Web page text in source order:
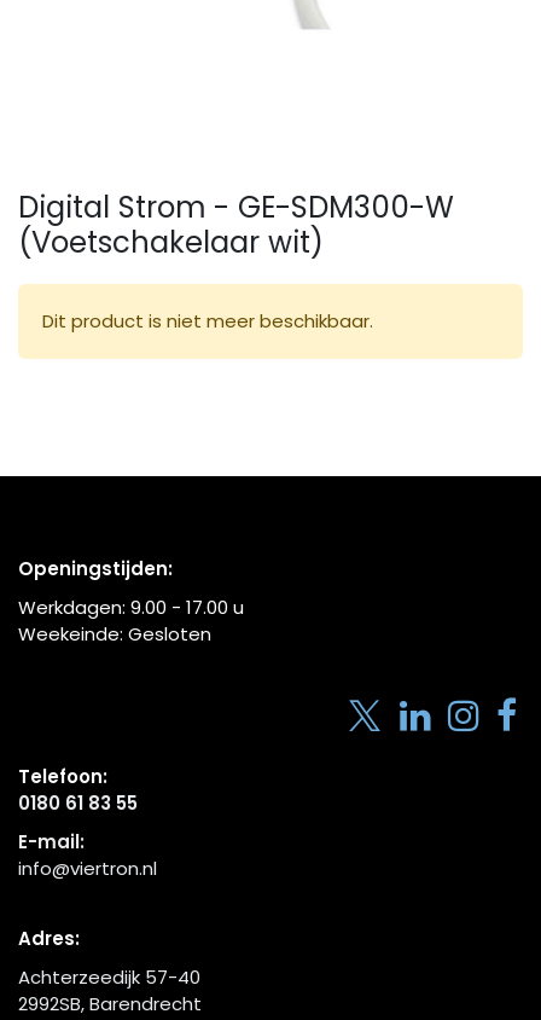
Digital Strom - GE-SDM300-W
(Voetschakelaar wit)
Dit product is niet meer beschikbaar.
Openingstijden:
Werkdagen: 9.00 - 17.00 u
Weekeinde: Gesloten
Telefoon:
0180 61 83 55
E-mail:
info@viertron.nl
Adres:
Achterzeedijk 57-40
2992SB, Barendrecht